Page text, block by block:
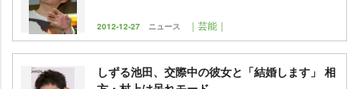
2012-12-27 ニュース ｜芸能｜
しずる池田、交際中の彼女と「結婚します」 相